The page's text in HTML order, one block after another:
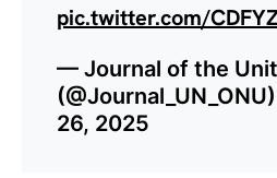
pic.twitter.com/
— Journal of the
(@Journal_UN_ONU)
26, 2025